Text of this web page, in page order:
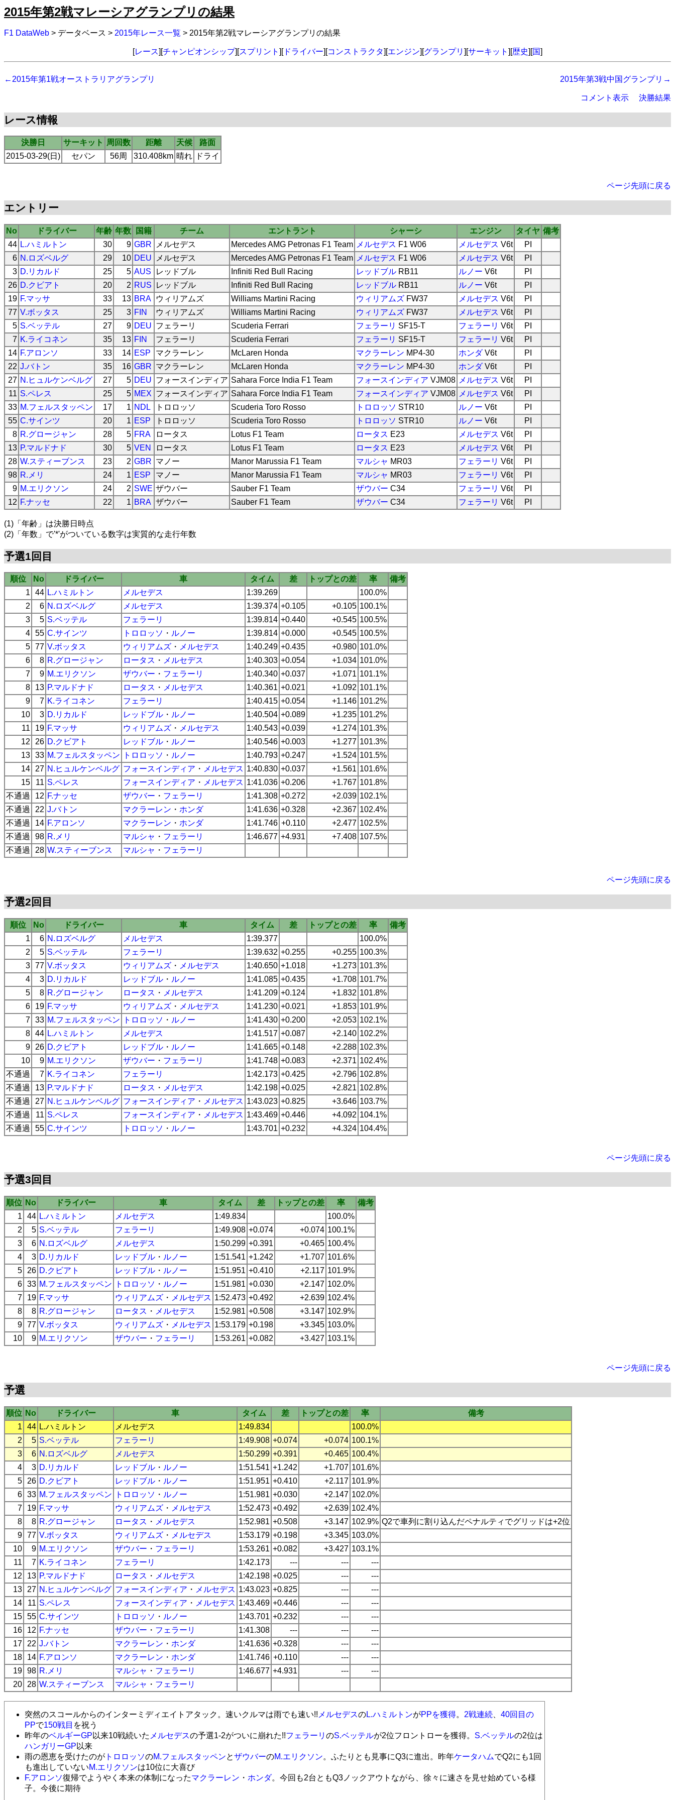
2015年第2戦マレーシアグランプリの結果
F1 DataWeb > データベース > 2015年レース一覧 > 2015年第2戦マレーシアグランプリの結果
[レース][チャンピオンシップ][スプリント ][ドライバー][コンストラクタ][エンジン][グランプリ ][サーキット ][歴史][国]
←2015年第1戦オーストラリアグランプリ 2015年第3戦中国グランプリ→
コメント表示 決勝結果
レース情報
決勝日 サーキット 周回数 距離 天候
路面
2015-03-29(日)
セパン 56周 310.408km 晴れ ドライ
ページ先頭に戻る
エントリー
No ドライバー 年齢 年数 国籍 チーム エントラント シャーシ エンジン タイヤ 備考
44 L.ハミルトン 30 9 GBR メルセデス Mercedes AMG Petronas F1 Team メルセデス F1 W06 メルセデス V6t
PI
6 N.ロズベルグ 29 10 DEU メルセデス Mercedes AMG Petronas F1 Team メルセデス F1 W06 メルセデス V6t
PI
3 D.リカルド 25 5 AUS レッドブル Infiniti Red Bull Racing レッドブル RB11 ルノー V6t
PI
26 D.クビアト 20 2 RUS レッドブル Infiniti Red Bull Racing レッドブル RB11 ルノー V6t
PI
19 F.マッサ 33 13 BRA ウィリアムズ Williams Martini Racing ウィリアムズ FW37 メルセデス V6t
PI
77 V.ボッタス 25 3 FIN ウィリアムズ Williams Martini Racing ウィリアムズ FW37 メルセデス V6t
PI
5 S.ベッテル 27 9 DEU フェラーリ Scuderia Ferrari フェラーリ SF15-T フェラーリ V6t
PI
7 K.ライコネン 35 13 FIN フェラーリ Scuderia Ferrari フェラーリ SF15-T フェラーリ V6t
PI
14 F.アロンソ 33 14 ESP マクラーレン McLaren Honda マクラーレン MP4-30 ホンダV6t
PI
22 J.バトン 35 16 GBR マクラーレン McLaren Honda マクラーレン MP4-30 ホンダV6t
PI
27 N.ヒュルケンベルグ 27 5 DEU フォースインディア Sahara Force India F1 Team フォースインディア VJM08 メルセデス V6t
PI
11 S.ペレス 25 5 MEX フォースインディア Sahara Force India F1 Team フォースインディア VJM08 メルセデス V6t
PI
33 M.フェルスタッペン 17 1 NDL トロロッソ Scuderia Toro Rosso トロロッソ STR10 ルノー V6t
PI
55 C.サインツ 20 1 ESP トロロッソ Scuderia Toro Rosso トロロッソ STR10 ルノー V6t
PI
8 R.グロージャン 28 5 FRA ロータス Lotus F1 Team ロータス E23 メルセデス V6t
PI
13 P.マルドナド 30 5 VEN ロータス Lotus F1 Team ロータス E23 メルセデス V6t
PI
28 W.スティーブンス 23 2 GBR マノー Manor Marussia F1 Team マルシャ MR03 フェラーリ V6t
PI
98 R.メリ 24 1 ESP マノー Manor Marussia F1 Team マルシャ MR03 フェラーリ V6t
PI
9 M.エリクソン 24 2 SWE ザウバー Sauber F1 Team ザウバー C34 フェラーリ V6t
PI
12 F.ナッセ 22 1 BRA ザウバー Sauber F1 Team ザウバー C34 フェラーリ V6t PI
(1)「年齢」は決勝日時点
(2)「年数」で'*'がついている数字は実質的な走行年数
予選1回目
順位 No ドライバー 車 タイム 差 トップとの差 率
備考
1
44 L.ハミルトン メルセデス 1:39.269
100.0%
2
6 N.ロズベルグ メルセデス 1:39.374 +0.105 +0.105 100.1%
3
5 S.ベッテル フェラーリ 1:39.814 +0.440 +0.545 100.5%
4 55 C.サインツ トロロッソ ・ ルノー 1:39.814 +0.000 +0.545 100.5%
5 77 V.ボッタス ウィリアムズ ・ メルセデス 1:40.249 +0.435 +0.980 101.0%
6
8 R.グロージャン ロータス ・ メルセデス 1:40.303 +0.054 +1.034 101.0%
7
9 M.エリクソン ザウバー ・ フェラーリ 1:40.340 +0.037 +1.071 101.1%
8
13 P.マルドナド ロータス ・ メルセデス 1:40.361 +0.021 +1.092 101.1%
9
7 K.ライコネン フェラーリ 1:40.415 +0.054 +1.146 101.2%
10
3 D.リカルド レッドブル ・ ルノー 1:40.504 +0.089 +1.235 101.2%
11
19 F.マッサ ウィリアムズ ・ メルセデス 1:40.543 +0.039 +1.274 101.3%
12
26 D.クビアト レッドブル ・ ルノー 1:40.546 +0.003 +1.277 101.3%
13 33 M.フェルスタッペン トロロッソ ・ ルノー 1:40.793 +0.247 +1.524 101.5%
14
27 N.ヒュルケンベルグ フォースインディア ・ メルセデス 1:40.830 +0.037 +1.561 101.6%
15
11 S.ペレス フォースインディア ・ メルセデス 1:41.036 +0.206 +1.767 101.8%
不通過
12 F.ナッセ ザウバー ・ フェラーリ 1:41.308 +0.272 +2.039 102.1%
不通過
22 J.バトン マクラーレン ・ ホンダ 1:41.636 +0.328 +2.367 102.4%
不通過
14 F.アロンソ マクラーレン ・ ホンダ 1:41.746 +0.110 +2.477 102.5%
不通過
98 R.メリ マルシャ ・ フェラーリ 1:46.677 +4.931 +7.408 107.5%
不通過
28 W.スティーブンス マルシャ ・ フェラーリ
ページ先頭に戻る
予選2回目
順位 No ドライバー 車 タイム 差 トップとの差 率
備考
1
6 N.ロズベルグ メルセデス 1:39.377
100.0%
2
5 S.ベッテル フェラーリ 1:39.632 +0.255 +0.255 100.3%
3 77 V.ボッタス ウィリアムズ ・ メルセデス 1:40.650 +1.018 +1.273 101.3%
4
3 D.リカルド レッドブル ・ ルノー 1:41.085 +0.435 +1.708 101.7%
5
8 R.グロージャン ロータス ・ メルセデス 1:41.209 +0.124 +1.832 101.8%
6
19 F.マッサ ウィリアムズ ・ メルセデス 1:41.230 +0.021 +1.853 101.9%
7 33 M.フェルスタッペン トロロッソ ・ ルノー 1:41.430 +0.200 +2.053 102.1%
8 44 L.ハミルトン メルセデス 1:41.517 +0.087 +2.140 102.2%
9
26 D.クビアト レッドブル ・ ルノー 1:41.665 +0.148 +2.288 102.3%
10
9 M.エリクソン ザウバー ・ フェラーリ 1:41.748 +0.083 +2.371 102.4%
不通過
7 K.ライコネン フェラーリ 1:42.173 +0.425 +2.796 102.8%
不通過
13 P.マルドナド ロータス ・ メルセデス 1:42.198 +0.025 +2.821 102.8%
不通過
27 N.ヒュルケンベルグ フォースインディア ・ メルセデス 1:43.023 +0.825 +3.646 103.7%
不通過
11 S.ペレス フォースインディア ・ メルセデス 1:43.469 +0.446 +4.092 104.1%
不通過
55 C.サインツ トロロッソ ・ ルノー 1:43.701 +0.232 +4.324 104.4%
ページ先頭に戻る
予選3回目
順位 No ドライバー 車 タイム 差 トップとの差 率
備考
1
44 L.ハミルトン メルセデス 1:49.834
100.0%
2
5 S.ベッテル フェラーリ 1:49.908 +0.074 +0.074 100.1%
3
6 N.ロズベルグ メルセデス 1:50.299 +0.391 +0.465 100.4%
4
3 D.リカルド レッドブル ・ ルノー 1:51.541 +1.242 +1.707 101.6%
5
26 D.クビアト レッドブル ・ ルノー 1:51.951 +0.410 +2.117 101.9%
6 33 M.フェルスタッペン トロロッソ ・ ルノー 1:51.981 +0.030 +2.147 102.0%
7
19 F.マッサ ウィリアムズ ・ メルセデス 1:52.473 +0.492 +2.639 102.4%
8
8 R.グロージャン ロータス ・ メルセデス 1:52.981 +0.508 +3.147 102.9%
9 77 V.ボッタス ウィリアムズ ・ メルセデス 1:53.179 +0.198 +3.345 103.0%
10
9 M.エリクソン ザウバー ・ フェラーリ 1:53.261 +0.082 +3.427 103.1%
ページ先頭に戻る
予選
順位 No ドライバー 車 タイム 差 トップとの差 率
備考
1
44 L.ハミルトン メルセデス 1:49.834
100.0%
2
5 S.ベッテル フェラーリ 1:49.908 +0.074 +0.074 100.1%
3
6 N.ロズベルグ メルセデス 1:50.299 +0.391 +0.465 100.4%
4
3 D.リカルド レッドブル ・ ルノー 1:51.541 +1.242 +1.707 101.6%
5
26 D.クビアト レッドブル ・ ルノー 1:51.951 +0.410 +2.117 101.9%
6 33 M.フェルスタッペン トロロッソ ・ ルノー 1:51.981 +0.030 +2.147 102.0%
7
19 F.マッサ ウィリアムズ ・ メルセデス 1:52.473 +0.492 +2.639 102.4%
8
8 R.グロージャン ロータス ・ メルセデス 1:52.981 +0.508 +3.147 102.9% Q2で車列に割り込んだペナルティでグリッドは+2位
9 77 V.ボッタス ウィリアムズ ・ メルセデス 1:53.179 +0.198 +3.345 103.0%
10
9 M.エリクソン ザウバー ・ フェラーリ 1:53.261 +0.082 +3.427 103.1%
11
7 K.ライコネン フェラーリ 1:42.173 --- ---
---
12
13 P.マルドナド ロータス ・ メルセデス 1:42.198 +0.025 ---
---
13
27 N.ヒュルケンベルグ フォースインディア ・ メルセデス 1:43.023 +0.825 ---
---
14
11 S.ペレス フォースインディア ・ メルセデス 1:43.469 +0.446 ---
---
15 55 C.サインツ トロロッソ ・ ルノー 1:43.701 +0.232 ---
---
16
12 F.ナッセ ザウバー ・ フェラーリ 1:41.308 --- ---
---
17
22 J.バトン マクラーレン ・ ホンダ 1:41.636 +0.328 ---
---
18
14 F.アロンソ マクラーレン ・ ホンダ 1:41.746 +0.110 ---
---
19 98 R.メリ マルシャ ・ フェラーリ 1:46.677 +4.931 ---
---
20
28 W.スティーブンス マルシャ ・ フェラーリ
突然のスコールからのインターミディエイトアタック。速いクルマは雨でも速い!! メルセデスのL.ハミルトンがPPを獲得。 2戦連続
40回目の
PPで150戦目 を祝う
昨年のベルギーGP 以来10戦続いた メルセデスの予選1-2がついに崩れた!!フェラーリ のS.ベッテルが2位フロントローを獲得。 S.ベッテルの2位は
ハンガリーGP 以来
雨の恩恵を受けたのが トロロッソのM.フェルスタッペンとザウバーのM.エリクソン。ふたりとも見事にQ3に進出。昨年ケータハムでQ2にも1回
も進出していないM.エリクソンは10位に大喜び
F.アロンソ復帰でようやく本来の体制になったマクラーレン ・ ホンダ。今回も2台ともQ3ノックアウトながら、徐々に速さを見せ始めている様
子。今後に期待